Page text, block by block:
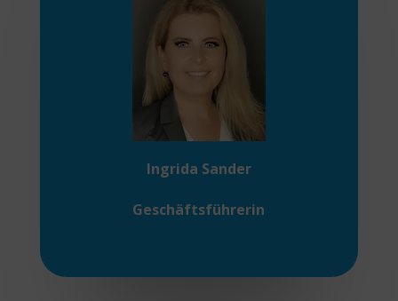
Ingrida Sander
Geschäftsführerin